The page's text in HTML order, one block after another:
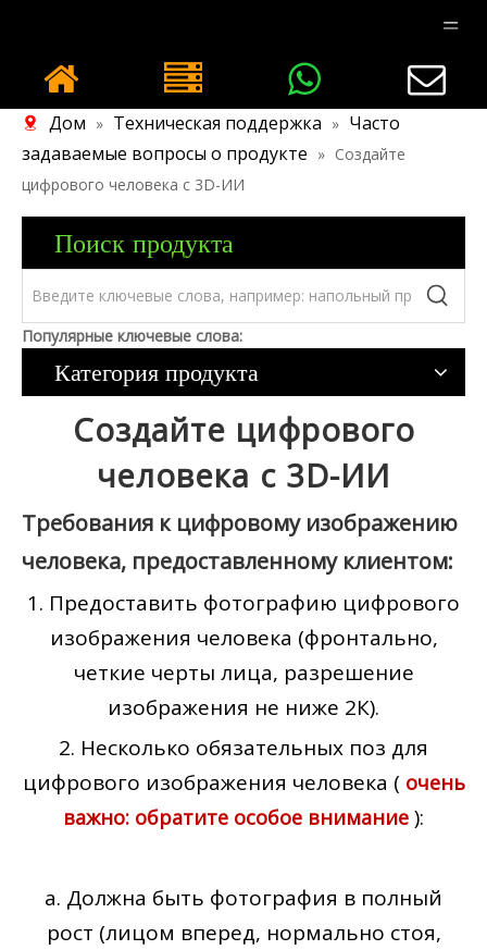
Дом » Техническая поддержка » Часто
задаваемые вопросы о продукте » Создайте
цифрового человека с 3D-ИИ
Поиск продукта
Популярные ключевые слова:
Категория продукта
Создайте цифрового
человека с 3D-ИИ
Требования к цифровому изображению
человека, предоставленному клиентом:
1. Предоставить фотографию цифрового
изображения человека (фронтально,
четкие черты лица, разрешение
изображения не ниже 2К).
2. Несколько обязательных поз для
цифрового изображения человека ( очень
важно: обратите особое внимание ):
а. Должна быть фотография в полный
рост (лицом вперед, нормально стоя,